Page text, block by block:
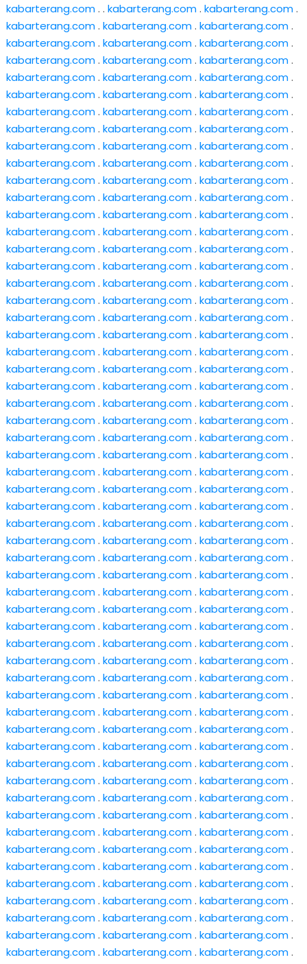
kabarterang.com. . kabarterang.com. kabarterang.com.
kabarterang.com. kabarterang.com. kabarterang.com.
kabarterang.com. kabarterang.com. kabarterang.com.
kabarterang.com. kabarterang.com. kabarterang.com.
kabarterang.com. kabarterang.com. kabarterang.com.
kabarterang.com. kabarterang.com. kabarterang.com.
kabarterang.com. kabarterang.com. kabarterang.com.
kabarterang.com. kabarterang.com. kabarterang.com.
kabarterang.com. kabarterang.com. kabarterang.com.
kabarterang.com. kabarterang.com. kabarterang.com.
kabarterang.com. kabarterang.com. kabarterang.com.
kabarterang.com. kabarterang.com. kabarterang.com.
kabarterang.com. kabarterang.com. kabarterang.com.
kabarterang.com. kabarterang.com. kabarterang.com.
kabarterang.com. kabarterang.com. kabarterang.com.
kabarterang.com. kabarterang.com. kabarterang.com.
kabarterang.com. kabarterang.com. kabarterang.com.
kabarterang.com. kabarterang.com. kabarterang.com.
kabarterang.com. kabarterang.com. kabarterang.com.
kabarterang.com. kabarterang.com. kabarterang.com.
kabarterang.com. kabarterang.com. kabarterang.com.
kabarterang.com. kabarterang.com. kabarterang.com.
kabarterang.com. kabarterang.com. kabarterang.com.
kabarterang.com. kabarterang.com. kabarterang.com.
kabarterang.com. kabarterang.com. kabarterang.com.
kabarterang.com. kabarterang.com. kabarterang.com.
kabarterang.com. kabarterang.com. kabarterang.com.
kabarterang.com. kabarterang.com. kabarterang.com.
kabarterang.com. kabarterang.com. kabarterang.com.
kabarterang.com. kabarterang.com. kabarterang.com.
kabarterang.com. kabarterang.com. kabarterang.com.
kabarterang.com. kabarterang.com. kabarterang.com.
kabarterang.com. kabarterang.com. kabarterang.com.
kabarterang.com. kabarterang.com. kabarterang.com.
kabarterang.com. kabarterang.com. kabarterang.com.
kabarterang.com. kabarterang.com. kabarterang.com.
kabarterang.com. kabarterang.com. kabarterang.com.
kabarterang.com. kabarterang.com. kabarterang.com.
kabarterang.com. kabarterang.com. kabarterang.com.
kabarterang.com. kabarterang.com. kabarterang.com.
kabarterang.com. kabarterang.com. kabarterang.com.
kabarterang.com. kabarterang.com. kabarterang.com.
kabarterang.com. kabarterang.com. kabarterang.com.
kabarterang.com. kabarterang.com. kabarterang.com.
kabarterang.com. kabarterang.com. kabarterang.com.
kabarterang.com. kabarterang.com. kabarterang.com.
kabarterang.com. kabarterang.com. kabarterang.com.
kabarterang.com. kabarterang.com. kabarterang.com.
kabarterang.com. kabarterang.com. kabarterang.com.
kabarterang.com. kabarterang.com. kabarterang.com.
kabarterang.com. kabarterang.com. kabarterang.com.
kabarterang.com. kabarterang.com. kabarterang.com.
kabarterang.com. kabarterang.com. kabarterang.com.
kabarterang.com. kabarterang.com. kabarterang.com.
kabarterang.com. kabarterang.com. kabarterang.com.
kabarterang.com. kabarterang.com. kabarterang.com.